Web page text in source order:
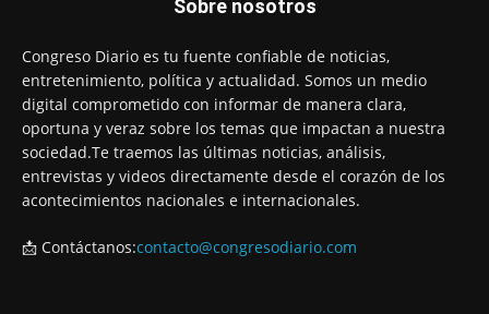
Sobre nosotros
Congreso Diario es tu fuente confiable de noticias,
entretenimiento, política y actualidad. Somos un medio
digital comprometido con informar de manera clara,
oportuna y veraz sobre los temas que impactan a nuestra
sociedad.Te traemos las últimas noticias, análisis,
entrevistas y videos directamente desde el corazón de los
acontecimientos nacionales e internacionales.
📩 Contáctanos:contacto@congresodiario.com